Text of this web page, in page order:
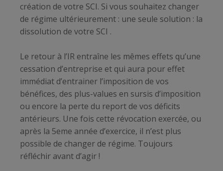
création de votre SCI. Si vous souhaitez changer
de régime ultérieurement : une seule solution : la
dissolution de votre SCI .
Le retour à l’IR entraîne les mêmes effets qu’une
cessation d’entreprise et qui aura pour effet
immédiat d’entrainer l’imposition de vos
bénéfices, des plus-values en sursis d’imposition
ou encore la perte du report de vos déficits
antérieurs. Une fois cette révocation exercée, ou
après la 5eme année d’exercice, il n’est plus
possible de changer de régime. Toujours
réfléchir avant d’agir !